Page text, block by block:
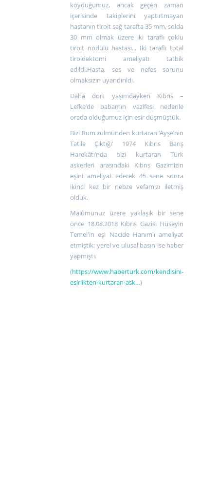
koyduğumuz, ancak geçen zaman
içerisinde takiplerini yaptırtmayan
hastanın tiroit sağ tarafta 35 mm, solda
30 mm olmak üzere iki taraflı çoklu
tiroit nodülü hastası... İki taraflı total
tiroidektomi ameliyatı tatbik
edildi.Hasta, ses ve nefes sorunu
olmaksızın uyandırıldı.
Daha dört yaşımdayken Kıbrıs –
Lefke’de babamın vazifesi nedenle
orada olduğumuz için esir düşmüştük.
Bizi Rum zulmünden kurtaran ‘Ayşe’nin
Tatile Çıktığı’ 1974 Kıbrıs Barış
Harekâtı’nda bizi kurtaran Türk
askerleri arasındaki Kıbrıs Gazimizin
eşini ameliyat ederek 45 sene sonra
ikinci kez bir nebze vefamızı iletmiş
olduk.
Malûmunuz üzere yaklaşık bir sene
önce 18.08.2018 Kıbrıs Gazisi Hüseyin
Temel'in eşi Nacide Hanım'ı ameliyat
etmiştik; yerel ve ulusal basın ise haber
yapmıştı.
(https://www.haberturk.com/kendisini-
esirlikten-kurtaran-ask…)